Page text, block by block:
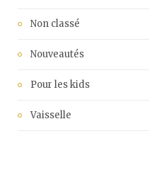
Non classé
Nouveautés
Pour les kids
Vaisselle